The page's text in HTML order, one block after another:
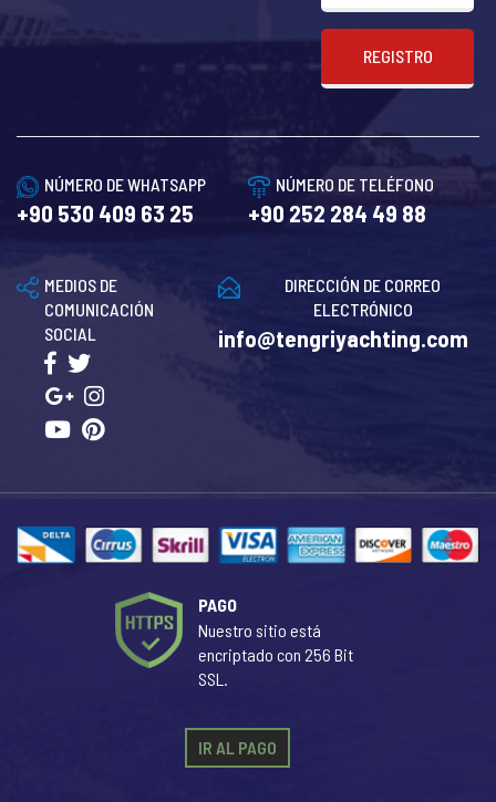
REGISTRO
NÚMERO DE WHATSAPP
+90 530 409 63 25
NÚMERO DE TELÉFONO
+90 252 284 49 88
DIRECCIÓN DE CORREO
ELECTRÓNICO
info@tengriyachting.com
MEDIOS DE
COMUNICACIÓN
SOCIAL
PAGO
Nuestro sitio está
encriptado con 256 Bit
SSL.
IR AL PAGO